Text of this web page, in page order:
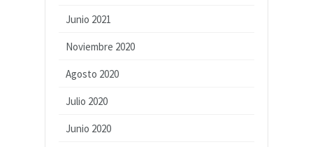
Junio 2021
Noviembre 2020
Agosto 2020
Julio 2020
Junio 2020